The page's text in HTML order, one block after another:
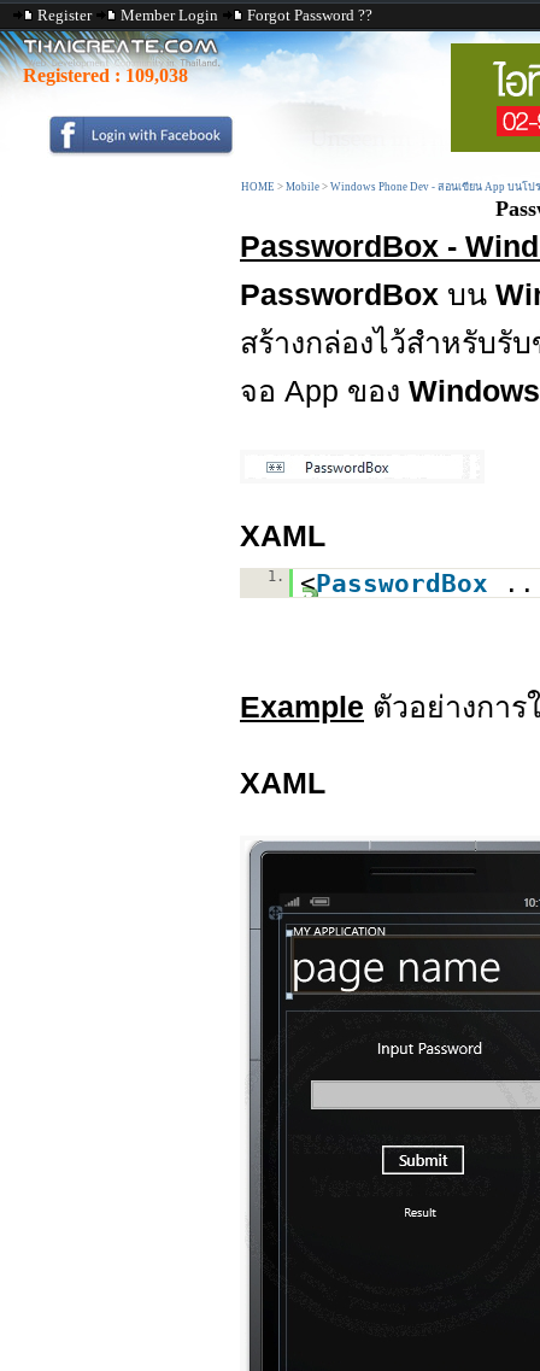
Register Member Login Forgot Password ??
Registered : 109,038
HOME > Mobile > Windows Phone Dev - สอนเขียน App บนโป
PasswordBox -
PasswordBox บน
สร้างกล่องไว้สำหรับ
จอ App ของ
XAML
1. <PasswordBox
Example ตัวอย่างกา
XAML